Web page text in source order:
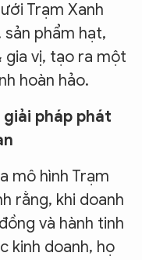
Trạm Xanh
phẩm hạt,
gia vị, tạo ra một
hoàn hảo.
pháp phát
mô hình Trạm
rằng, khi doanh
và hành tinh
kinh doanh, họ